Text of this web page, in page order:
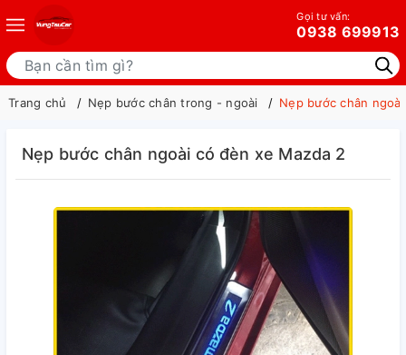
Gọi tư vấn:
0938 699913
Trang chủ Nẹp bước chân trong - ngoài Nẹp bước chân
Nẹp bước chân ngoài có đèn xe Mazda 2